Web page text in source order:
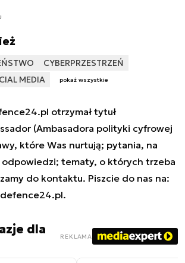
CYBERPRZESTRZEŃ
MEDIA pokaż wszystkie
otrzymał tytuł
(Ambasadora polityki cyfrowej
które Was nurtują; pytania, na
tematy, o których trzeba
do kontaktu. Piszcie do nas na:
.
dla
REKLAMA